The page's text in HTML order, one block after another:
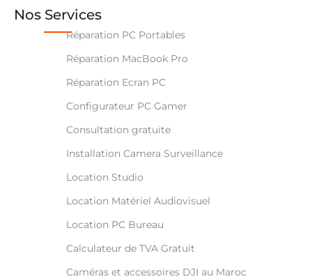
Nos Services
Réparation PC Portables
Réparation MacBook Pro
Réparation Ecran PC
Configurateur PC Gamer
Consultation gratuite
Installation Camera Surveillance
Location Studio
Location Matériel Audiovisuel
Location PC Bureau
Calculateur de TVA Gratuit
Caméras et accessoires DJI au Maroc